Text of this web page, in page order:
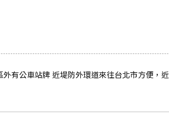
有公車站牌 近堤防外環道來往台北市方便，近